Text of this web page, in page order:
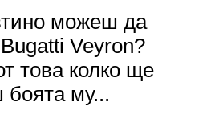
можеш да
Veyron?
това колко ще
му...